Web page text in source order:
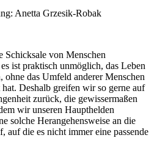
Anetta Grzesik-Robak
Schicksale von Menschen
ist praktisch unmöglich, das Leben
ohne das Umfeld anderer Menschen
Deshalb greifen wir so gerne auf
zurück, die gewissermaßen
wir unseren Haupthelden
solche Herangehensweise an die
auf die es nicht immer eine passende